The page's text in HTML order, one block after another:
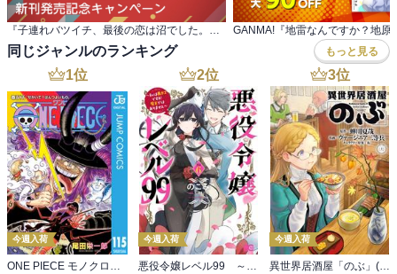
『子連れバツイチ、最後の恋は沼でした。』 新刊発売記念キャンペーン
同じジャンルのランキング もっと見る
1位
今週入荷
ONE PIECE モノクロ版 115
2位
今週入荷
悪役令嬢レベル99 ～私は裏ボスですが魔王ではありません～ その６
3位
今週入荷
異世界居酒屋「のぶ」(22)